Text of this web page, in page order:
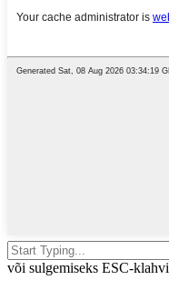
või sulgemiseks ESC-klahvi